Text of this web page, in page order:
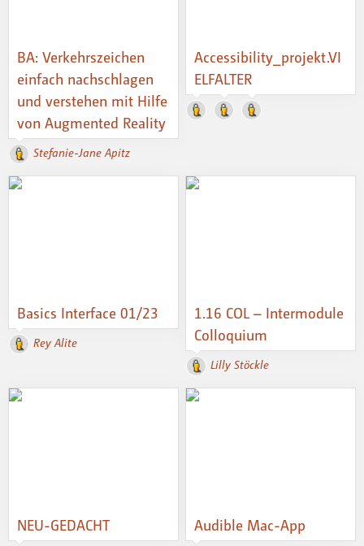
BA: Verkehrszeichen
einfach nachschlagen
und verstehen mit Hilfe
von Augmented Reality
Stefanie-Jane Apitz
Accessibility_projekt.VI
ELFALTER
Basics Interface 01/23
Rey Alite
1.16 COL – Intermodule
Colloquium
Lilly Stöckle
NEU-GEDACHT Audible Mac-App